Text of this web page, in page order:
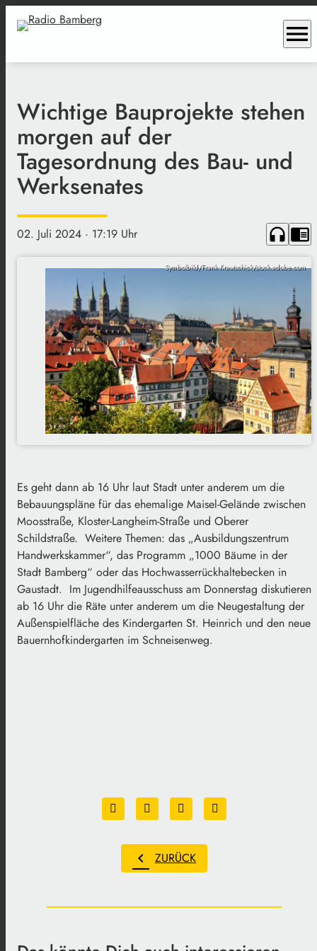
menu
Wichtige Bauprojekte stehen
morgen auf der
Tagesordnung des Bau- und
Werksenates
02. Juli 2024 · 17:19 Uhr headphones chrome_reader_mode
Symbolbild/Frank Krautschick/stock.adobe.com
Es geht dann ab 16 Uhr laut Stadt unter anderem um die
Bebauungspläne für das ehemalige Maisel-Gelände zwischen
Moosstraße, Kloster-Langheim-Straße und Oberer
Schildstraße. Weitere Themen: das „Ausbildungszentrum
Handwerkskammer“, das Programm „1000 Bäume in der
Stadt Bamberg“ oder das Hochwasserrückhaltebecken in
Gaustadt. Im Jugendhilfeausschuss am Donnerstag diskutieren
ab 16 Uhr die Räte unter anderem um die Neugestaltung der
Außenspielfläche des Kindergarten St. Heinrich und den neue
Bauernhofkindergarten im Schneisenweg.
chevron_left ZURÜCK